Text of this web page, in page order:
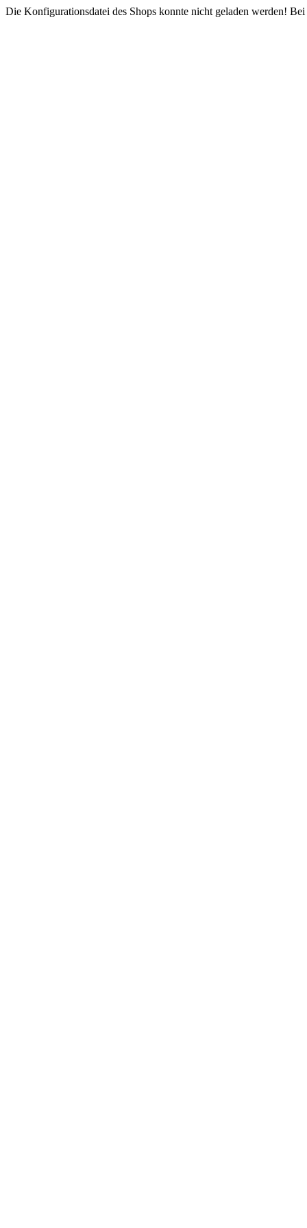
Die Konfigurationsdatei des Shops konnte nicht geladen werden!